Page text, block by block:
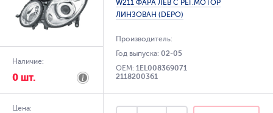
Наличие:
0 шт.
W211 ФАРА ЛЕВ С РЕГ.МОТОР
ЛИНЗОВАН (DEPO)
Производитель:
Год выпуска:02-05
OEM:1EL008369071
2118200361
Цена: